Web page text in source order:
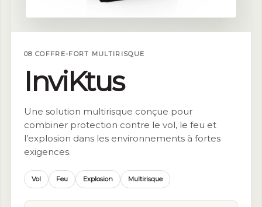
08 COFFRE-FORT MULTIRISQUE
InviKtus
Une solution multirisque conçue pour
combiner protection contre le vol, le feu et
l’explosion dans les environnements à fortes
exigences.
Vol Feu Explosion Multirisque